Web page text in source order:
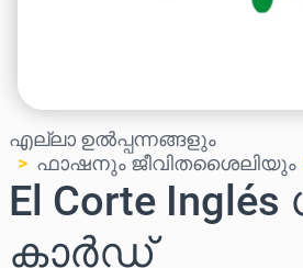
എല്ലാ ഉൽപ്പന്നങ്ങളും
ഫാഷനും ജീവിതശൈലിയും
El Corte Inglés
കാർഡ്